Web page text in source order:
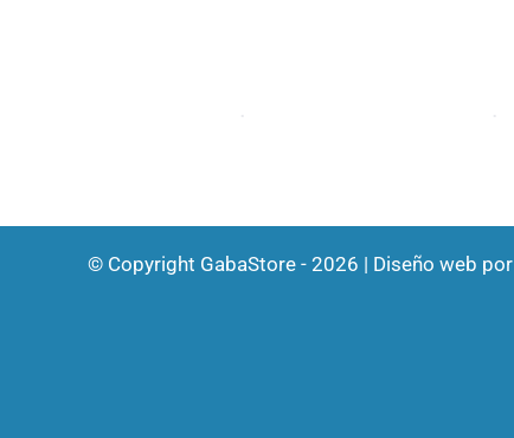
© Copyright GabaStore - 2026 | Diseño web por